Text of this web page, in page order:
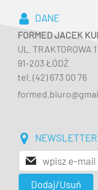
DANE
FORMED JACEK
UL. TRAKTOROWA
91-203 ŁÓDŹ
tel. (42) 673 00 76
NEWSLETTER